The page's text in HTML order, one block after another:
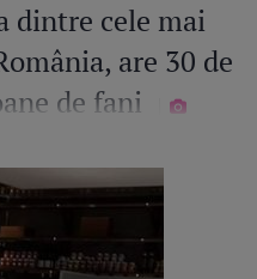
dintre cele mai
are 30 de
de fani